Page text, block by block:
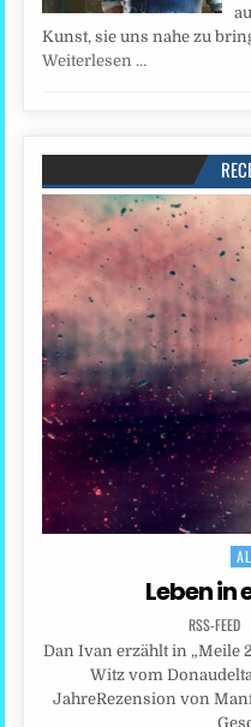
Kunst, sie uns nahe zu
Weiterlesen …
Leben in
RSS-FEED
Dan Ivan erzählt in „Meile
Witz vom
JahreRezension von